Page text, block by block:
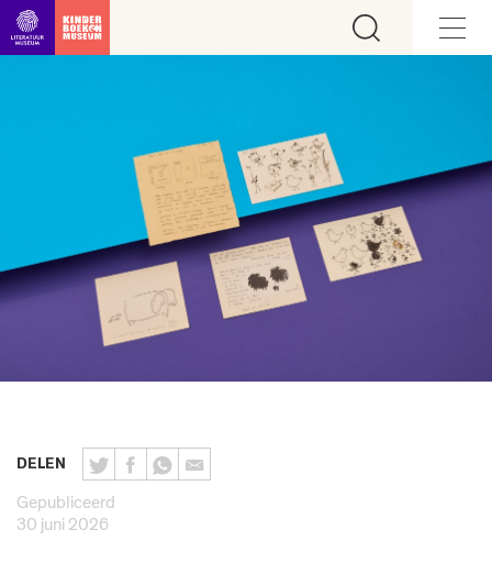
Ga direct naar inhoud
DELEN
Gepubliceerd
30 juni 2026